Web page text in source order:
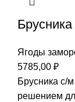
Ягоды
5785,00 ₽
Брусника с/
решением